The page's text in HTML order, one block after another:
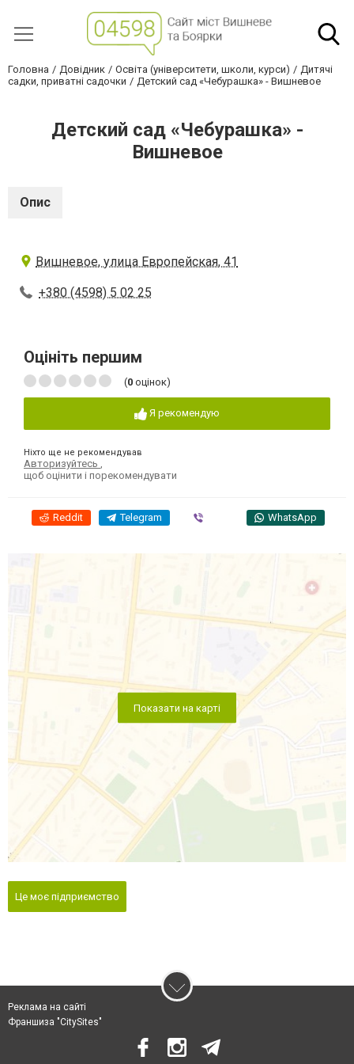
Головна Довідник Освіта (університети, школи, курси)
Дитячі
садки, приватні садочки
Детский сад «Чебурашка» - Вишневое
Детский сад «Чебурашка» -
Вишневое
Опис
Вишневое, улица Европейская, 41
+380 (4598) 5 02 25
Оцініть першим
(0 оцінок)
Я рекомендую
Ніхто ще не рекомендував
Авторизуйтесь
щоб оцінити і порекомендувати
Reddit Telegram WhatsApp
Показати на карті
Це моє підприємство
Реклама на сайті
Франшиза "CitySites"